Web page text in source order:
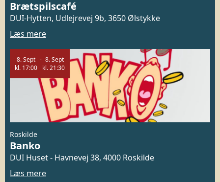
Brætspilscafé
DUI-Hytten, Udlejrevej 9b, 3650 Ølstykke
Læs mere
8.Sept
kl. 17:00
8.Sept
kl.21:30
Roskilde
Banko
DUI Huset - Havnevej 38, 4000 Roskilde
Læs mere